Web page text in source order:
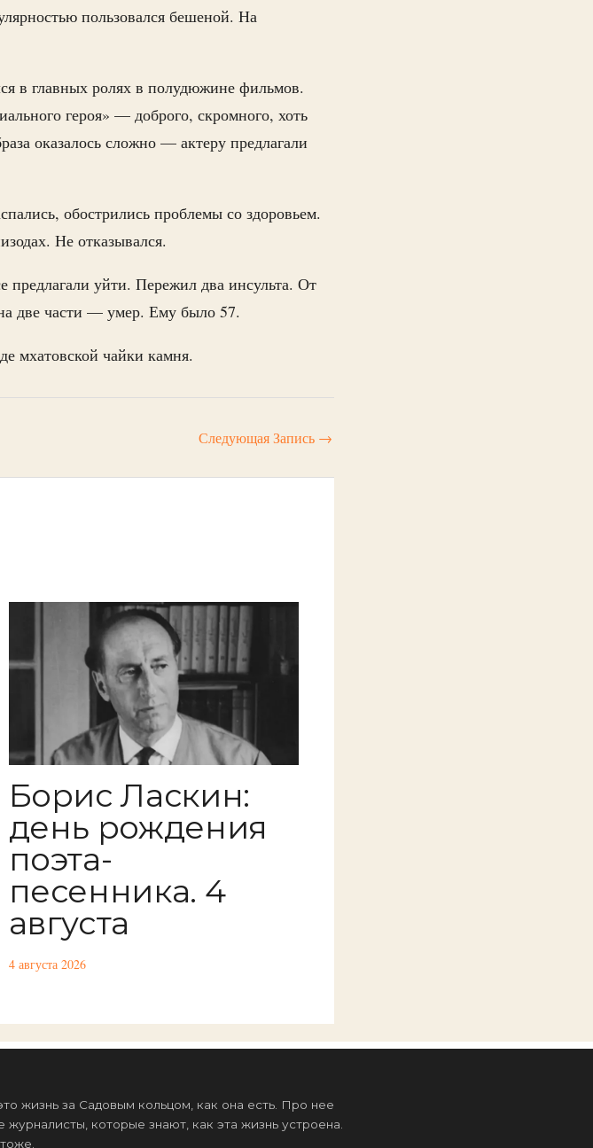
пользовался бешеной. На
в главных ролях в полудюжине фильмов.
героя» — доброго, скромного, хоть
оказалось сложно — актеру предлагали
обострились проблемы со здоровьем.
Не отказывался.
уйти. Пережил два инсульта. От
две части — умер. Ему было 57.
мхатовской чайки камня.
Следующая Запись →
Борис Ласкин:
день рождения
поэта-
песенника. 4
августа
4 августа 2026
жизнь за Садовым кольцом, как она есть. Про нее
которые знают, как эта жизнь устроена.